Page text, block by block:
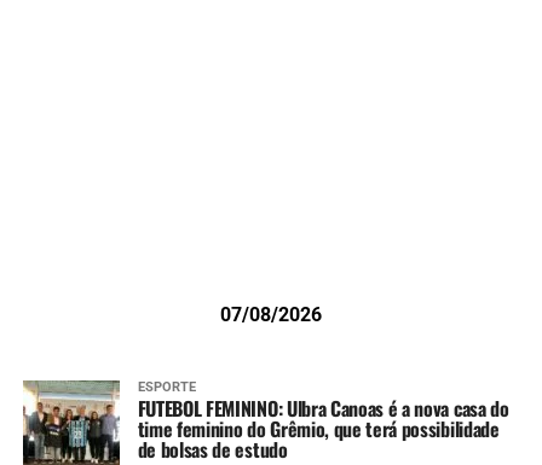
07/08/2026
ESPORTE
FUTEBOL FEMININO: Ulbra Canoas é a nova casa do
time feminino do Grêmio, que terá possibilidade
de bolsas de estudo